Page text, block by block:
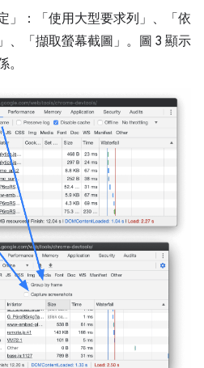
」 ：「使用大型要求列」 、「依
、「擷取螢幕截圖」 。圖 3 顯示